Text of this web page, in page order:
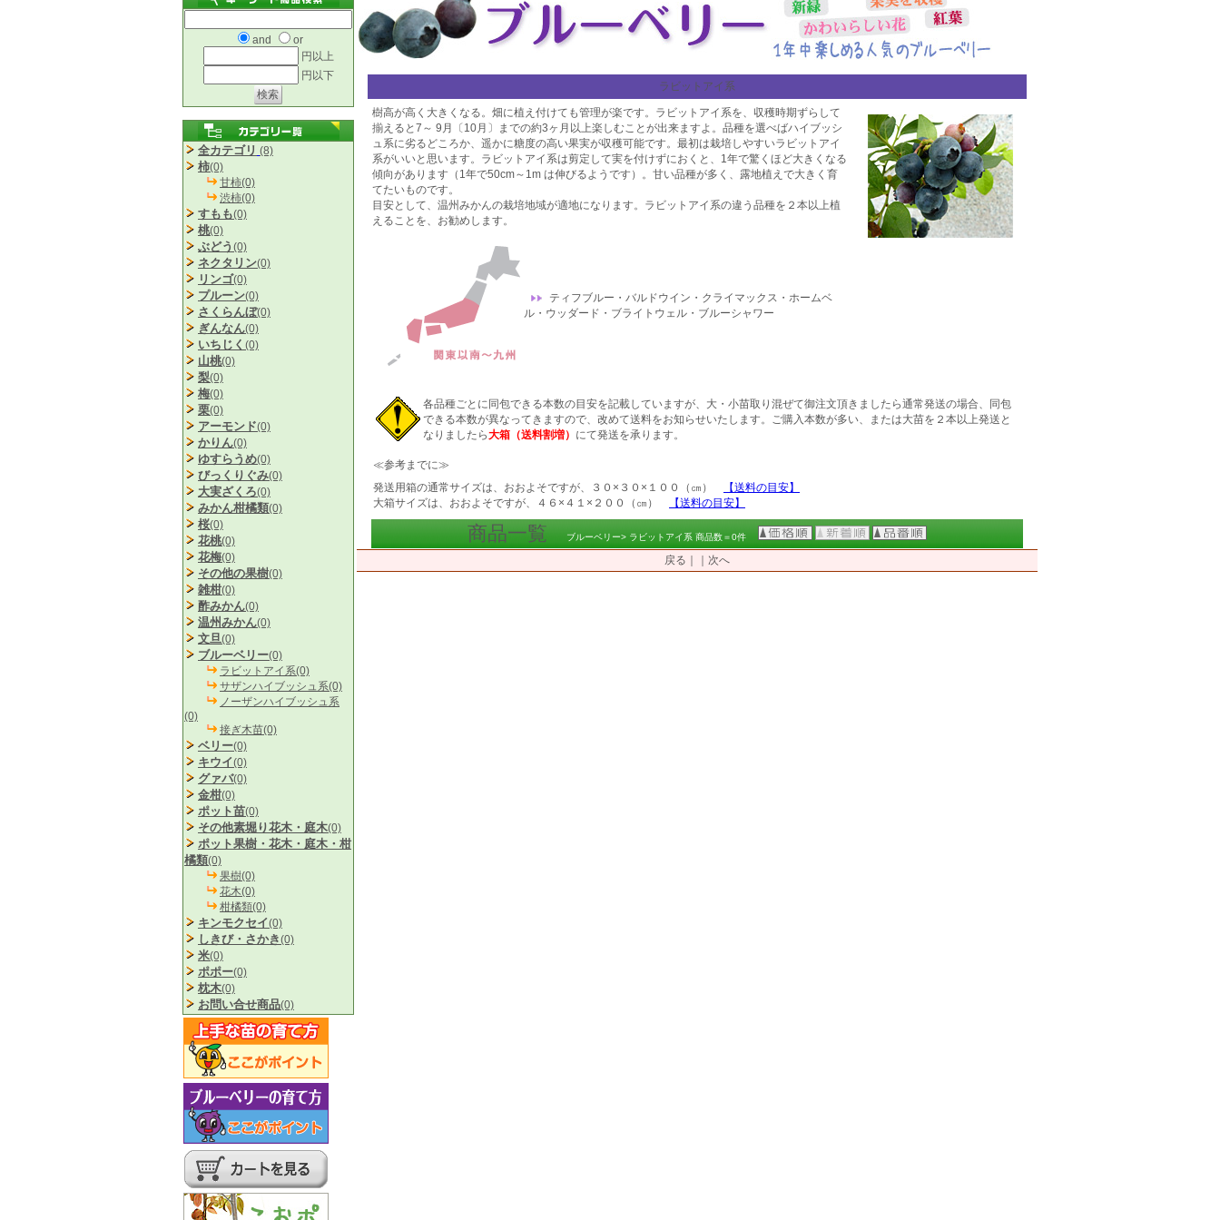
and
or
円以上
円以下
全カテゴリ (8)
柿(0)
甘柿(0)
渋柿(0)
すもも(0)
桃(0)
ぶどう (0)
ネクタリン(0)
リンゴ(0)
プルーン(0)
さくらんぼ(0)
ぎんなん(0)
いちじく (0)
山桃(0)
梨(0)
梅(0)
栗(0)
アーモンド(0)
かりん(0)
ゆすらうめ(0)
びっくりぐみ(0)
大実ざくろ(0)
みかん柑橘類(0)
桜(0)
花桃(0)
花梅(0)
その他の果樹(0)
雑柑(0)
酢みかん(0)
温州みかん(0)
文旦(0)
ブルーベリー(0)
ラビットアイ系(0)
サザンハイブッシュ系(0)
ノーザンハイブッシュ系
(0)
接ぎ木苗(0)
ベリー(0)
キウイ(0)
グァバ(0)
金柑(0)
ポット苗(0)
その他素堀り花木・庭木(0)
ポット果樹・花木・庭木・柑
橘類(0)
果樹(0)
花木(0)
柑橘類(0)
キンモクセイ(0)
しきび・さかき(0)
米(0)
ポポー(0)
枕木(0)
お問い合せ商品(0)
ラビットアイ系
樹高が高く大きくなる。畑に植え付けても管理が楽です。ラビットアイ系を、収穫時期ずらして
揃えると7～ 9月〔10月〕までの約3ヶ月以上楽しむことが出来ますよ。品種を選べばハイブッシ
ュ系に劣るどころか、遥かに糖度の高い果実が収穫可能です。最初は栽培しやすいラビットアイ
系がいいと思います。ラビットアイ系は剪定して実を付けずにおくと、1年で驚くほど大きくなる
傾向があります（1年で50cm～1m は伸びるようです）。甘い品種が多く、露地植えで大きく育
てたいものです。
目安として、温州みかんの栽培地域が適地になります。ラビットアイ系の違う品種を２本以上植
えることを、お勧めします。
ティフブルー・バルドウイン・クライマックス・ホームベ
ル・ウッダード・ブライトウェル・ブルーシャワー
各品種ごとに同包できる本数の目安を記載していますが、大・小苗取り混ぜて御注文頂きましたら通常発送の場合、同包
できる本数が異なってきますので、改めて送料をお知らせいたします。ご購入本数が多い、または大苗を２本以上発送と
なりましたら大箱（送料割増） にて発送を承ります。
≪参考までに≫
発送用箱の通常サイズは、おおよそですが、３０×３０×１００（㎝）
【送料の目安】
大箱サイズは、おおよそですが、４６×４１×２００（㎝）
【送料の目安】
商品一覧 ブルーベリー> ラビットアイ系 商品数＝0件
戻る｜｜次へ